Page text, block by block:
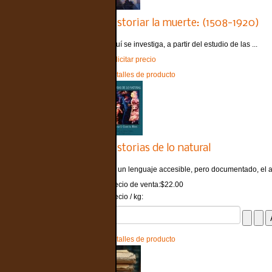
Historiar la muerte: (1508-1920)
Aquí se investiga, a partir del estudio de las ...
Solicitar precio
Detalles de producto
Historias de lo natural
En un lenguaje accesible, pero documentado, el
Precio de venta:$22.00
Precio / kg:
Detalles de producto